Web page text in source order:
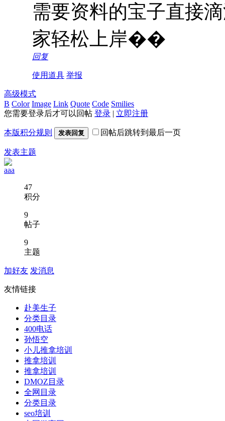
需要资料的宝子直接
家轻松上岸��
回复
使用道具 举报
高级模式
B Color Image Link Quote Code Smilies
您需要登录后才可以回帖 登录 | 立即注册
本版积分规则 发表回复 回帖后跳转到最后一页
发表主题
aaa
47
积分
9
帖子
9
主题
加好友 发消息
友情链接
赴美生子
分类目录
400电话
孙悟空
小儿推拿培训
推拿培训
推拿培训
DMOZ目录
全网目录
分类目录
seo培训